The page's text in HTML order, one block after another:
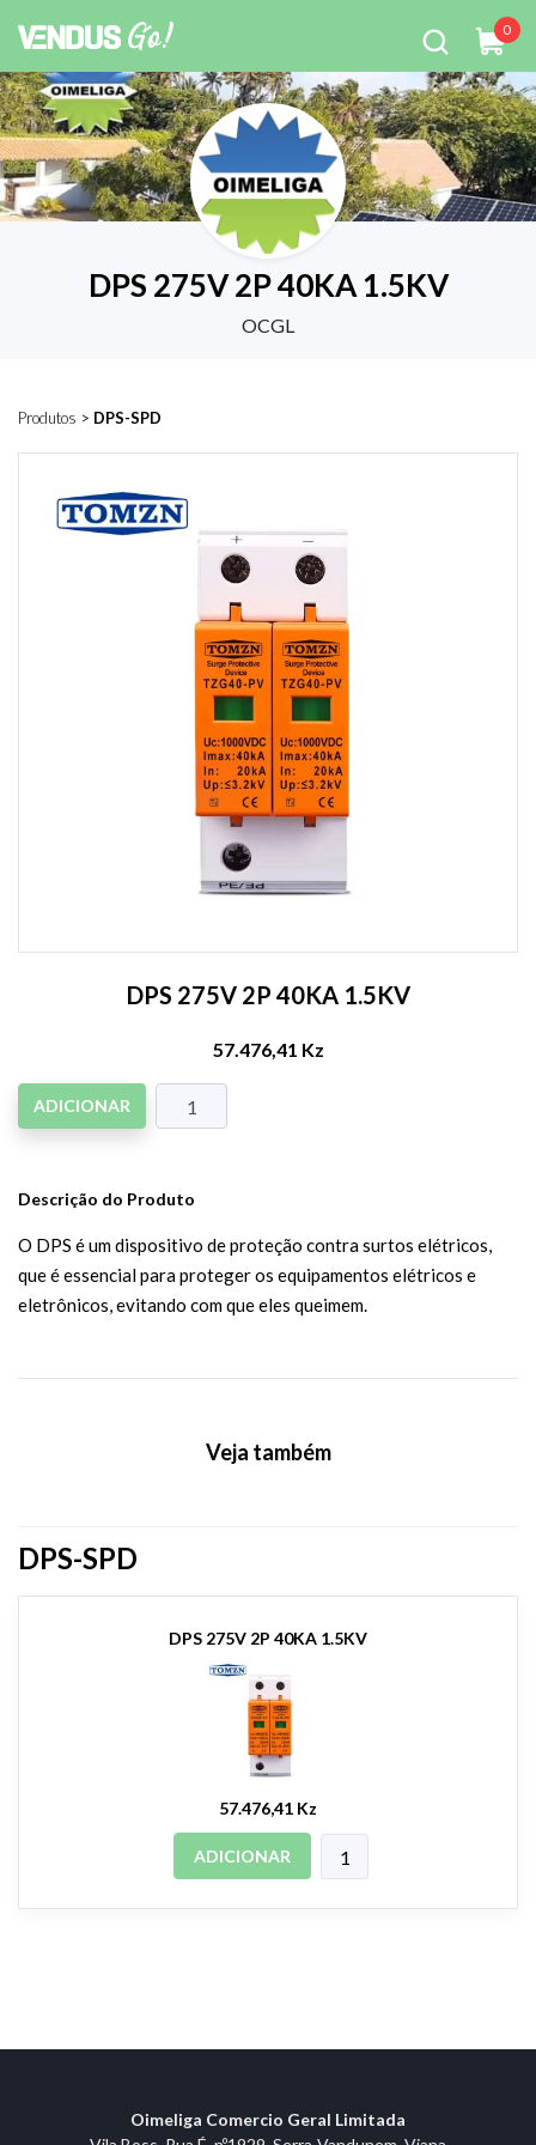
0
DPS 275V 2P 40KA 1.5KV
OCGL
Produtos > DPS-SPD
DPS 275V 2P 40KA 1.5KV
57.476,41 Kz
ADICIONAR
Descrição do Produto
O DPS é um dispositivo de proteção contra surtos elétricos,
que é essencial para proteger os equipamentos elétricos e
eletrônicos, evitando com que eles queimem.
Veja também
DPS-SPD
DPS 275V 2P 40KA 1.5KV
57.476,41 Kz
ADICIONAR
Oimeliga Comercio Geral Limitada